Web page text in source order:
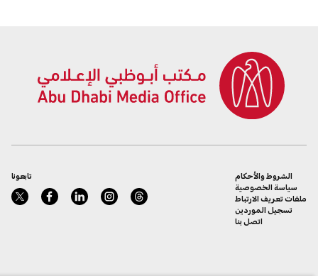
تابعونا
الشروط والأحكام
سياسة الخصوصية
ملفات تعريف الارتباط
تسجيل الموردين
اتصل بنا